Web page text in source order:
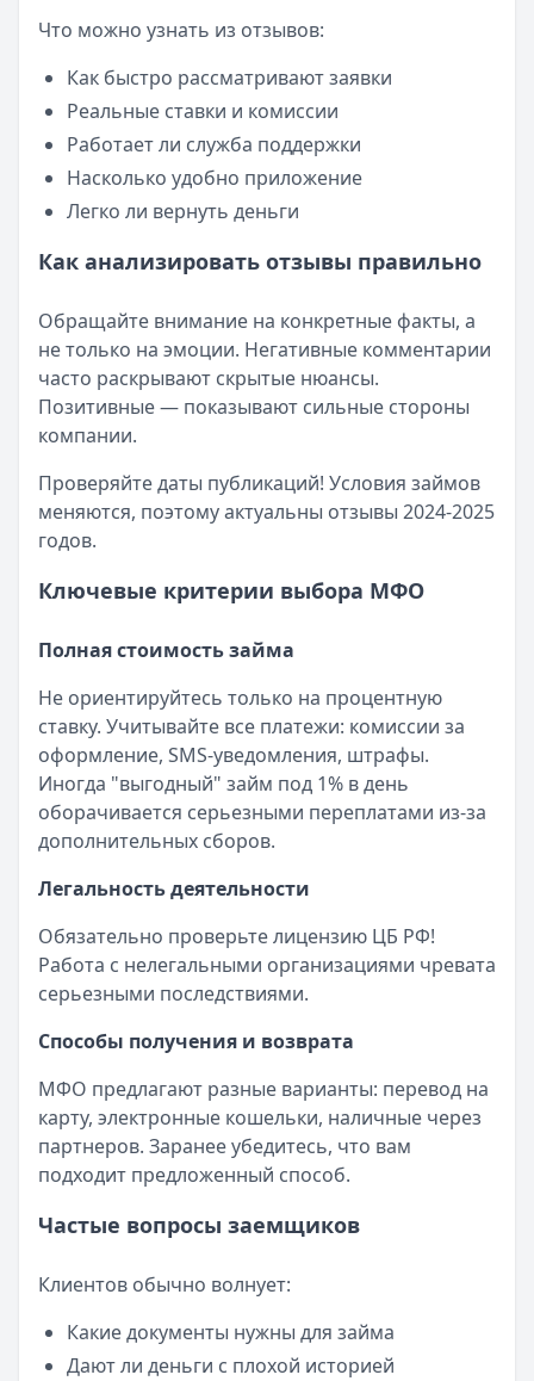
Что можно узнать из отзывов:
Как быстро рассматривают заявки
Реальные ставки и комиссии
Работает ли служба поддержки
Насколько удобно приложение
Легко ли вернуть деньги
Как анализировать отзывы правильно
Обращайте внимание на конкретные факты, а
не только на эмоции. Негативные комментарии
часто раскрывают скрытые нюансы.
Позитивные — показывают сильные стороны
компании.
Проверяйте даты публикаций! Условия займов
меняются, поэтому актуальны отзывы 2024-2025
годов.
Ключевые критерии выбора МФО
Полная стоимость займа
Не ориентируйтесь только на процентную
ставку. Учитывайте все платежи: комиссии за
оформление, SMS-уведомления, штрафы.
Иногда "выгодный" займ под 1% в день
оборачивается серьезными переплатами из-за
дополнительных сборов.
Легальность деятельности
Обязательно проверьте лицензию ЦБ РФ!
Работа с нелегальными организациями чревата
серьезными последствиями.
Способы получения и возврата
МФО предлагают разные варианты: перевод на
карту, электронные кошельки, наличные через
партнеров. Заранее убедитесь, что вам
подходит предложенный способ.
Частые вопросы заемщиков
Клиентов обычно волнует:
Какие документы нужны для займа
Дают ли деньги с плохой историей